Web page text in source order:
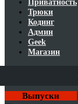
Приватность
Трюки
Кодинг
Админ
Geek
Магазин
Выпуски